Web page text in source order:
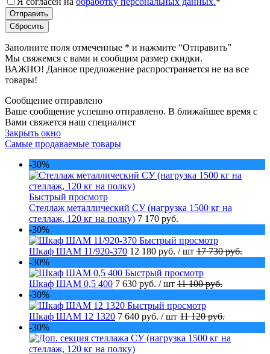
Заполните поля отмеченные * и нажмите “Отправить”
Мы свяжемся с вами и сообщим размер скидки.
ВАЖНО! Данное предложение распространяется не на все
товары!
Сообщение отправлено
Ваше сообщение успешно отправлено. В ближайшее время с
Вами свяжется наш специалист
Закрыть окно
Самые продаваемые товары
-30%
Быстрый просмотр
Стеллаж металлический СУ (нагрузка 1500 кг на
стеллаж, 120 кг на полку) 7 170 руб.
-30%
Быстрый просмотр
Шкаф ШАМ 11/920-370 12 180 руб. / шт 17 730 руб.
-30%
Быстрый просмотр
Шкаф ШАМ 0,5 400 7 630 руб. / шт 11 100 руб.
-30%
Быстрый просмотр
Шкаф ШАМ 12 1320 7 640 руб. / шт 11 120 руб.
-30%